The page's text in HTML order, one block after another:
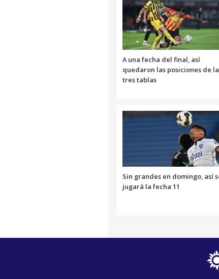
A una fecha del final, así
quedaron las posiciones de
tres tablas
Sin grandes en domingo, así
jugará la fecha 11